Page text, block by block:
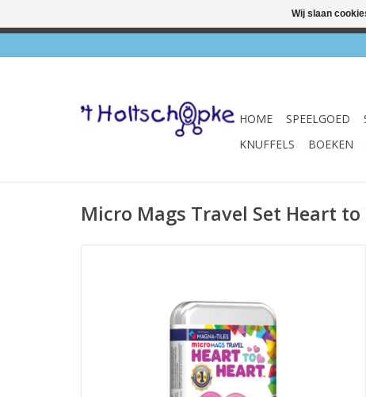
HOME SPEELGOED
KNUFFELS
BOEKEN
Micro Mags Travel Set Heart
Wij slaan
✔